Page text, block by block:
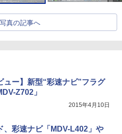
真の記事へ
ュー】新型“彩速ナビ”フラグ
Z702」
2015年4月10日
、彩速ナビ「MDV-L402」や